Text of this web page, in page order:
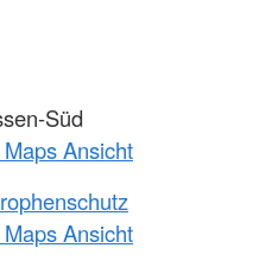
Süd
Ansicht
Ansicht